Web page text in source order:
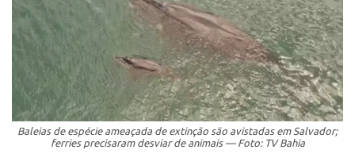
Baleias de espécie ameaçada de extinção são avistadas em Salvador;
ferries precisaram desviar de animais — Foto: TV Bahia